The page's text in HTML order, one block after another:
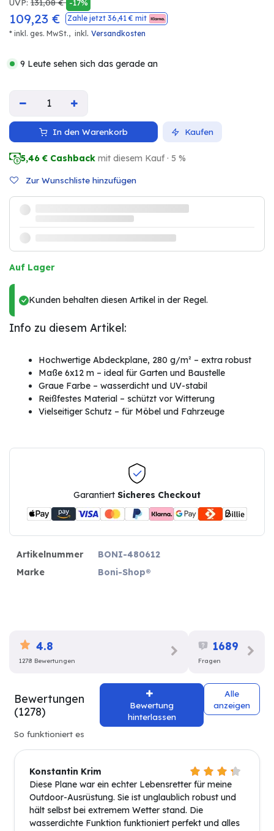
109,23 € Zahle jetzt 36,41€ mit
* inkl. ges. MwSt., inkl. Versandkosten
9 Leute sehen sich das gerade an
In den Warenkorb Kaufen
5,46 € Cashback mit diesem Kauf · 5 %
Zur Wunschliste hinzufügen
Auf Lager
Kunden behalten diesen Artikel in der Regel.
Info zu diesem Artikel:
Hochwertige Abdeckplane, 280 g/m² – extra robust
Maße 6x12 m – ideal für Garten und Baustelle
Graue Farbe – wasserdicht und UV-stabil
Reißfestes Material – schützt vor Witterung
Vielseitiger Schutz – für Möbel und Fahrzeuge
Garantiert Sicheres Checkout
Artikelnummer
BONI-480612
Marke
Boni-Shop®
4.8
1278 Bewertungen
1689
Fragen
Bewertungen
(1278)
Bewertung
hinterlassen
Alle
anzeigen
So funktioniert es
Konstantin Krim
Diese Plane war ein echter Lebensretter für meine
Outdoor-Ausrüstung. Sie ist unglaublich robust und
hält selbst bei extremem Wetter stand. Die
wasserdichte Funktion funktioniert perfekt und alles